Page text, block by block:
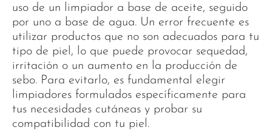
uso de un limpiador a base de aceite, seguido
por uno a base de agua. Un error frecuente es
utilizar productos que no son adecuados para tu
tipo de piel, lo que puede provocar sequedad,
irritación o un aumento en la producción de
sebo. Para evitarlo, es fundamental elegir
limpiadores formulados específicamente para
tus necesidades cutáneas y probar su
compatibilidad con tu piel.